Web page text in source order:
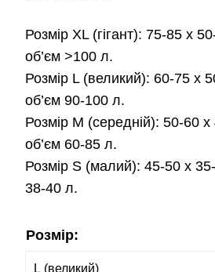
Розмір XL (гігант): 75-85 x
об’єм >100 л.
Розмір L (великий): 60-75 х
об’єм 90-100 л.
Розмір М (середній): 50-60
об’єм 60-85 л.
Розмір S (малий): 45-50 х
38-40 л.
Розмір: